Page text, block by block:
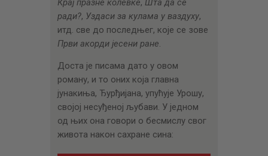
ради?, Уздаси за кулама у ваздуху,
итд. све до последњег, које се зове
Први акорди јесени ране
Доста је писама дато у овом
роману, и то оних која главна
јунакиња, Ђурђијана, упућује Урошу,
својој несуђеној љубави. У једном
од њих она говори о бесмислу свог
живота након сахране сина: